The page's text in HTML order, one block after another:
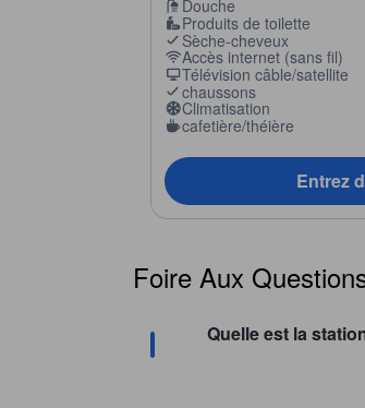
Douche
Produits de toilette
Sèche-cheveux
Accès internet (sans fil)
Télévision câble/satellite
chaussons
Climatisation
cafetière/théière
Entrez
Foire Aux
Quelle est la